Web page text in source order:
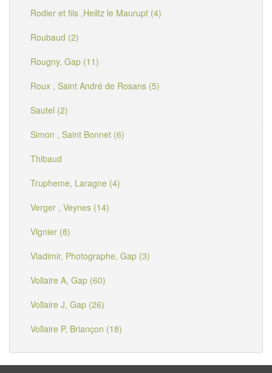
Rodier et fils ,Heiltz le Maurupt (4)
Roubaud (2)
Rougny, Gap (11)
Roux , Saint André de Rosans (5)
Sautel (2)
Simon , Saint Bonnet (6)
Thibaud
Trupheme, Laragne (4)
Verger , Veynes (14)
Vignier (8)
Vladimir, Photographe, Gap (3)
Vollaire A, Gap (60)
Vollaire J, Gap (26)
Vollaire P, Briançon (18)